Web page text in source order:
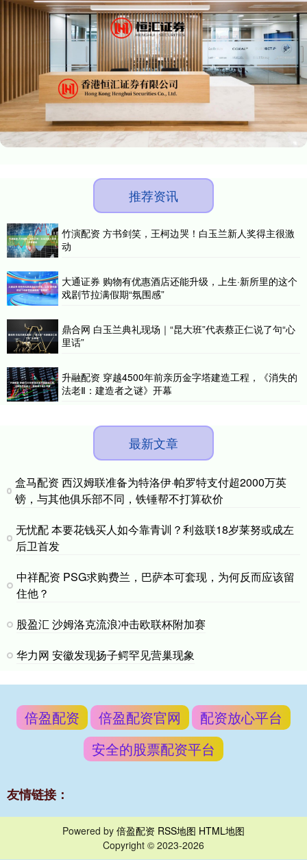
推荐资讯
竹演配资 方书剑笑，王柯边哭！白玉兰新人奖得主很激
动
大通证券 购物有优惠酒店还能升级，上生·新所里的这个
戏剧节拉满假期“氛围感”
鼎合网 白玉兰典礼现场｜“昆大班”代表蔡正仁说了句“心
里话”
升融配资 穿越4500年前亲历金字塔建造工程，《消失的
法老Ⅱ：建造者之谜》开幕
最新文章
盒马配资 西汉姆联准备为特洛伊·帕罗特支付超2000万英
镑，与其他俱乐部不同，铁锤帮不打算砍价
无忧配 本要花钱买人如今靠青训？利兹联18岁莱努或成左
后卫首发
中祥配资 PSG求购费兰，巴萨本可套现，为何反而应该留
住他？
股盈汇 沙姆洛克流浪冲击欧联杯附加赛
华力网 安徽发现扬子鳄罕见营巢现象
倍盈配资 倍盈配资官网
配资放心平台
安全的股票配资平台
友情链接：
Powered by 倍盈配资 RSS地图 HTML地图
Copyright © 2023-2026